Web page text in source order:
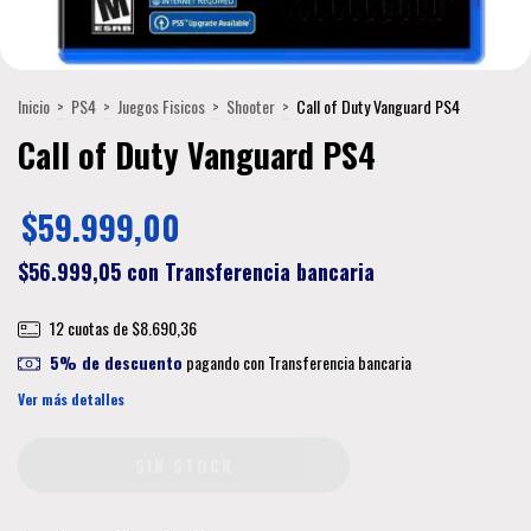
Inicio > PS4 > Juegos Fisicos > Shooter > Call of Duty Vanguard PS4
Call of Duty Vanguard PS4
$59.999,00
$56.999,05 con Transferencia bancaria
12 cuotas de$8.690,36
5% de descuento pagando con Transferencia bancaria
Ver más detalles